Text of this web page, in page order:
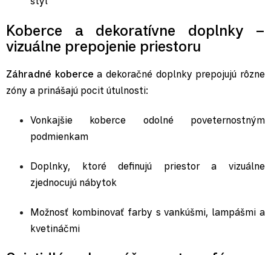
Koberce a dekoratívne doplnky –
vizuálne prepojenie priestoru
Záhradné koberce a dekoračné doplnky prepojujú rôzne
zóny a prinášajú pocit útulnosti:
Vonkajšie koberce odolné poveternostným
podmienkam
Doplnky, ktoré definujú priestor a vizuálne
zjednocujú nábytok
Možnosť kombinovať farby s vankúšmi, lampášmi a
kvetináčmi